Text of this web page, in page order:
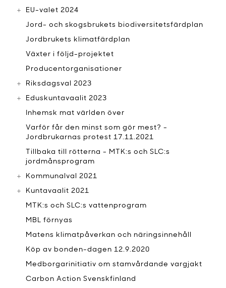
EU-valet 2024
Jord- och skogsbrukets biodiversitetsfärdplan
Jordbrukets klimatfärdplan
Växter i följd-projektet
Producentorganisationer
Riksdagsval 2023
Eduskuntavaalit 2023
Inhemsk mat världen över
Varför får den minst som gör mest? -
Jordbrukarnas protest 17.11.2021
Tillbaka till rötterna - MTK:s och SLC:s
jordmånsprogram
Kommunalval 2021
Kuntavaalit 2021
MTK:s och SLC:s vattenprogram
MBL förnyas
Matens klimatpåverkan och näringsinnehåll
Köp av bonden-dagen 12.9.2020
Medborgarinitiativ om stamvårdande vargjakt
Carbon Action Svenskfinland